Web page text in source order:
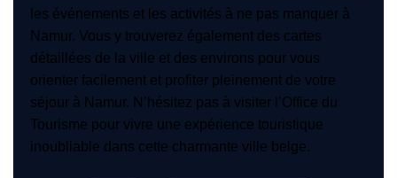
les événements et les activités à ne pas manquer à
Namur. Vous y trouverez également des cartes
détaillées de la ville et des environs pour vous
orienter facilement et profiter pleinement de votre
séjour à Namur. N’hésitez pas à visiter l’Office du
Tourisme pour vivre une expérience touristique
inoubliable dans cette charmante ville belge.